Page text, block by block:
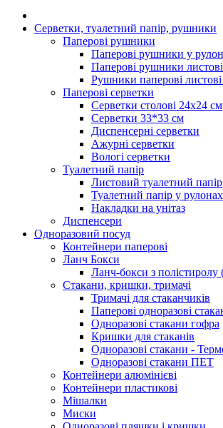
Серветки, туалетний папір, рушники
Паперові рушники
Паперові рушники у
Паперові рушники
Рушники паперові
Паперові серветки
Серветки столові 24х24 см
Серветки 33*33 см
Диспенсерні серветки
Ажурні серветки
Вологі серветки
Туалетний папір
Листовий туалетний папір
Туалетний папір у рулонах
Накладки на унітаз
Диспенсери
Одноразовий посуд
Контейнери паперові
Ланч Бокси
Ланч-бокси з
Стакани, кришки, тримачі
Тримачі для стаканчиків
Паперові одноразові
Одноразові стакани гофра
Кришки для стаканів
Одноразові стакани -
Одноразові стакани ПЕТ
Контейнери алюмінієві
Контейнери пластикові
Мішалки
Миски